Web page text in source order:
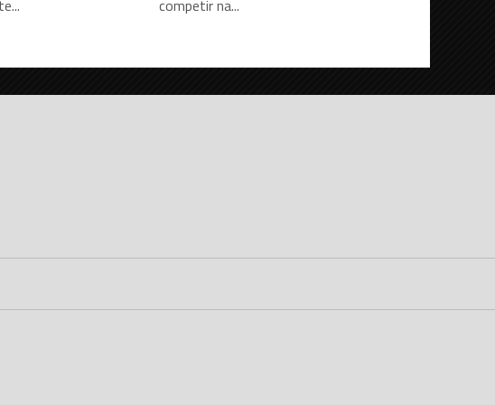
competir na...